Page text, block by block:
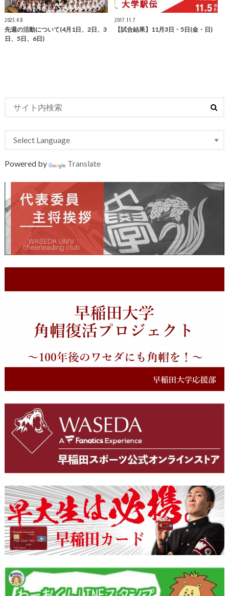
2025.4.8
先週の活動について(4月1日、2日、3
日、5日、6日)
2017.11.7
【試合結果】11月3日・5日(金・日)
Powered by Translate